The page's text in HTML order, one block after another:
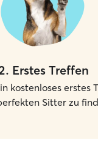
. Erstes Treffen
kostenloses erstes
Sitter zu